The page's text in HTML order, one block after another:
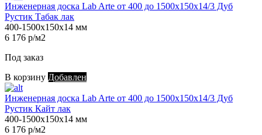
Инженерная доска Lab Arte от 400 до 1500х150х14/3 Дуб
Рустик Табак лак
400-1500х150х14 мм
6 176 р/м2
Под заказ
В корзину Добавлен
Инженерная доска Lab Arte от 400 до 1500х150х14/3 Дуб
Рустик Кайт лак
400-1500х150х14 мм
6 176 р/м2